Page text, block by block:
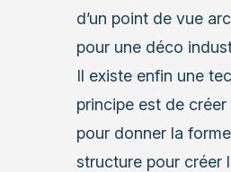
d’un point de vue
pour une déco
Il existe enfin une
principe est de
pour donner la
structure pour créer